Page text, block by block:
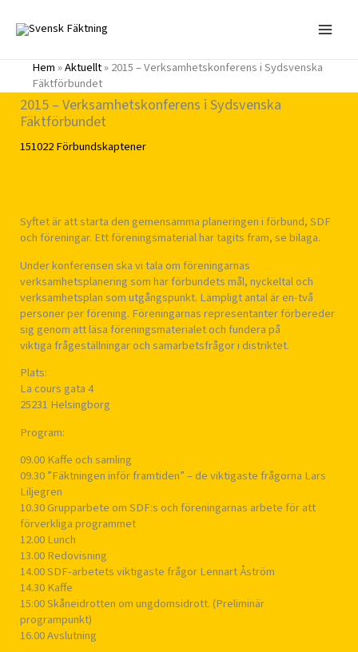
innehåll
Hem»Aktuellt»2015 – Verksamhetskonferens i Sydsvenska
Fäktförbundet
2015 – Verksamhetskonferens i Sydsvenska
Fäktförbundet
151022Förbundskaptener
Syftet är att starta den gemensamma planeringen i förbund, SDF
och föreningar. Ett föreningsmaterial har tagits fram, se bilaga.
Under konferensen ska vi tala om föreningarnas
verksamhetsplanering som har förbundets mål, nyckeltal och
verksamhetsplan som utgångspunkt. Lämpligt antal är en-två
personer per förening. Föreningarnas representanter förbereder
sig genom att läsa föreningsmaterialet och fundera på
viktiga frågeställningar och samarbetsfrågor i distriktet.
Plats:
La cours gata 4
25231 Helsingborg
Program:
09.00 Kaffe och samling
09.30 ”Fäktningen inför framtiden” – de viktigaste frågorna Lars
Liljegren
10.30 Grupparbete om SDF:s och föreningarnas arbete för att
förverkliga programmet
12.00 Lunch
13.00 Redovisning
14.00 SDF-arbetets viktigaste frågor Lennart Åström
14.30 Kaffe
15:00 Skåneidrotten om ungdomsidrott. (Preliminär
programpunkt)
16.00 Avslutning